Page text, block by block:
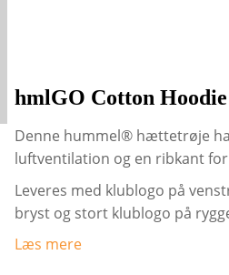
hmlGO Cotton
Denne hummel® hættetrøje
luftventilation og en ribkant
Leveres med klublogo på
bryst og stort klublogo på
Læs mere